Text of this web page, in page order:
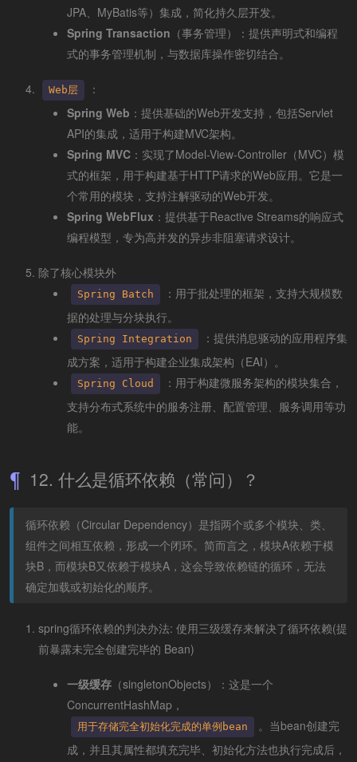
JPA、MyBatis等）集成，简化持久层开发。
Spring Transaction （事务管理）：提供声明式和编程
式的事务管理机制，与数据库操作密切结合。
Web层
：
Spring Web ：提供基础的Web开发支持，包括Servlet
API的集成，适用于构建MVC架构。
Spring MVC ：实现了Model-View-Controller（MVC）模
式的框架，用于构建基于HTTP请求的Web应用。它是一
个常用的模块，支持注解驱动的Web开发。
Spring WebFlux ：提供基于Reactive Streams的响应式
编程模型，专为高并发的异步非阻塞请求设计。
除了核心模块外
Spring Batch
：用于批处理的框架，支持大规模数
据的处理与分块执行。
Spring Integration
：提供消息驱动的应用程序集
成方案，适用于构建企业集成架构（EAI）。
Spring Cloud
：用于构建微服务架构的模块集合，
支持分布式系统中的服务注册、配置管理、服务调用等功
能。
12. 什么是循环依赖（常问）？
循环依赖（Circular Dependency）是指两个或多个模块、类、
组件之间相互依赖，形成一个闭环。简而言之，模块A依赖于模
块B，而模块B又依赖于模块A，这会导致依赖链的循环，无法
确定加载或初始化的顺序。
spring循环依赖的判决办法: 使用三级缓存来解决了循环依赖(提
前暴露未完全创建完毕的 Bean)
一级缓存 （singletonObjects）：这是一个
ConcurrentHashMap，
用于存储完全初始化完成的单例bean
。当bean创建完
成，并且其属性都填充完毕、初始化方法也执行完成后，